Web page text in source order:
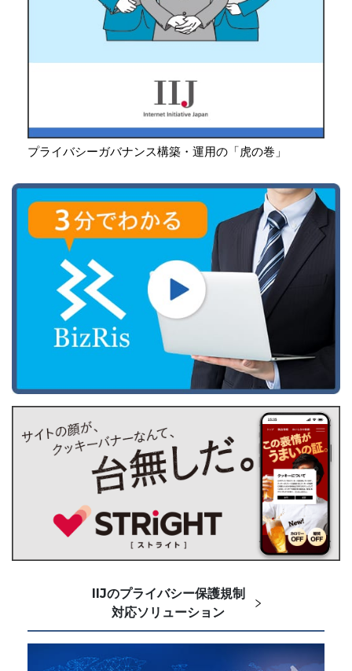
プライバシーガバナンス構築・運用の「虎の巻」
IIJのプライバシー保護規制
対応ソリューション